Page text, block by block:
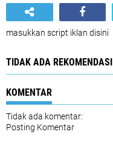
masukkan script iklan disini
TIDAK ADA REKOMENDASI
KOMENTAR
Tidak ada komentar:
Posting Komentar